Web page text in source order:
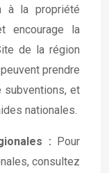
à la propriété
encourage la
de la région
prendre
subventions, et
nationales.
: Pour
consultez